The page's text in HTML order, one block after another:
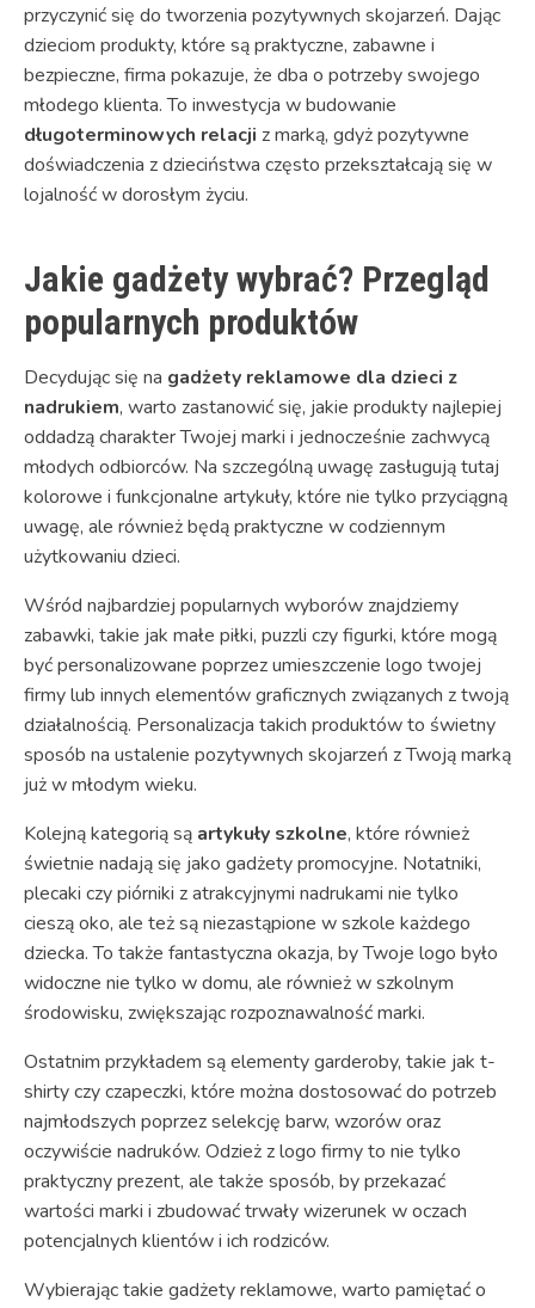
przyczynić się do tworzenia pozytywnych skojarzeń. Dając
dzieciom produkty, które są praktyczne, zabawne i
bezpieczne, firma pokazuje, że dba o potrzeby swojego
młodego klienta. To inwestycja w budowanie
długoterminowych relacji z marką, gdyż pozytywne
doświadczenia z dzieciństwa często przekształcają się w
lojalność w dorosłym życiu.
Jakie gadżety wybrać? Przegląd
popularnych produktów
Decydując się na gadżety reklamowe dla dzieci z
nadrukiem, warto zastanowić się, jakie produkty najlepiej
oddadzą charakter Twojej marki i jednocześnie zachwycą
młodych odbiorców. Na szczególną uwagę zasługują tutaj
kolorowe i funkcjonalne artykuły, które nie tylko przyciągną
uwagę, ale również będą praktyczne w codziennym
użytkowaniu dzieci.
Wśród najbardziej popularnych wyborów znajdziemy
zabawki, takie jak małe piłki, puzzli czy figurki, które mogą
być personalizowane poprzez umieszczenie logo twojej
firmy lub innych elementów graficznych związanych z twoją
działalnością. Personalizacja takich produktów to świetny
sposób na ustalenie pozytywnych skojarzeń z Twoją marką
już w młodym wieku.
Kolejną kategorią są artykuły szkolne, które również
świetnie nadają się jako gadżety promocyjne. Notatniki,
plecaki czy piórniki z atrakcyjnymi nadrukami nie tylko
cieszą oko, ale też są niezastąpione w szkole każdego
dziecka. To także fantastyczna okazja, by Twoje logo było
widoczne nie tylko w domu, ale również w szkolnym
środowisku, zwiększając rozpoznawalność marki.
Ostatnim przykładem są elementy garderoby, takie jak t-
shirty czy czapeczki, które można dostosować do potrzeb
najmłodszych poprzez selekcję barw, wzorów oraz
oczywiście nadruków. Odzież z logo firmy to nie tylko
praktyczny prezent, ale także sposób, by przekazać
wartości marki i zbudować trwały wizerunek w oczach
potencjalnych klientów i ich rodziców.
Wybierając takie gadżety reklamowe, warto pamiętać o